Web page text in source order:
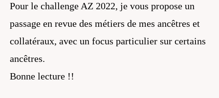
Pour le challenge AZ 2022, je vous propose un
passage en revue des métiers de mes ancêtres et
collatéraux, avec un focus particulier sur certains
ancêtres.
Bonne lecture !!